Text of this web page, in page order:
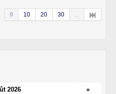
0 10 20 30
2026
»